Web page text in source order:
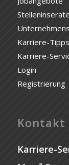
Karriere-Tipps
Karriere-
Login
Registrierung
Kontakt
Karriere-